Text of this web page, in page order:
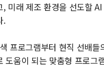
, 미래 제조 환경을 선도할
.
프로그램부터 현직 선배
도움이 되는 맞춤형 프로그